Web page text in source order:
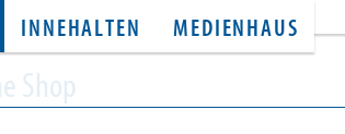
INNEHALTEN MEDIENHAUS